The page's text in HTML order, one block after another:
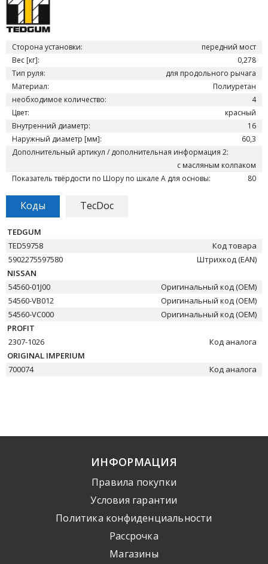
Сторона установки:
передний мост
Вес [кг]:
0,278
Тип руля:
для продольного рычага
Материал:
Полиуретан
необходимое количество:
4
Цвет:
красный
Внутренний диаметр:
16
Наружный диаметр [мм]:
60,3
Дополнительный артикул / дополнительная информация 2:
с масляным колпаком
Показатель твёрдости по Шору по шкале А для основы:
80
Коды TecDoc
TEDGUM
TED59758
Код товара
5902275597580
Штрихкод (EAN)
NISSAN
54560-01J00
Оригинальный код (OEM)
54560-VB012
Оригинальный код (OEM)
54560-VC000
Оригинальный код (OEM)
PROFIT
2307-1026
Код аналога
ORIGINAL IMPERIUM
700074
Код аналога
ИНФОРМАЦИЯ
Правила покупки
Условия гарантии
Политика конфиденциальности
Рассрочка
Mагазины